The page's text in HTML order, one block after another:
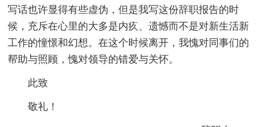
写话也许显得有些虚伪，但是我写这份辞职报告的时
候，充斥在心里的大多是内疚、遗憾而不是对新生活新
工作的憧憬和幻想。在这个时候离开，我愧对同事们的
帮助与照顾，愧对领导的错爱与关怀。
此致
敬礼！